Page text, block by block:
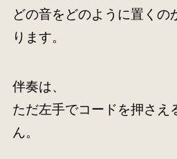
どの音をどのように置くの
ります。
伴奏は、
ただ左手でコードを押さえ
ん。